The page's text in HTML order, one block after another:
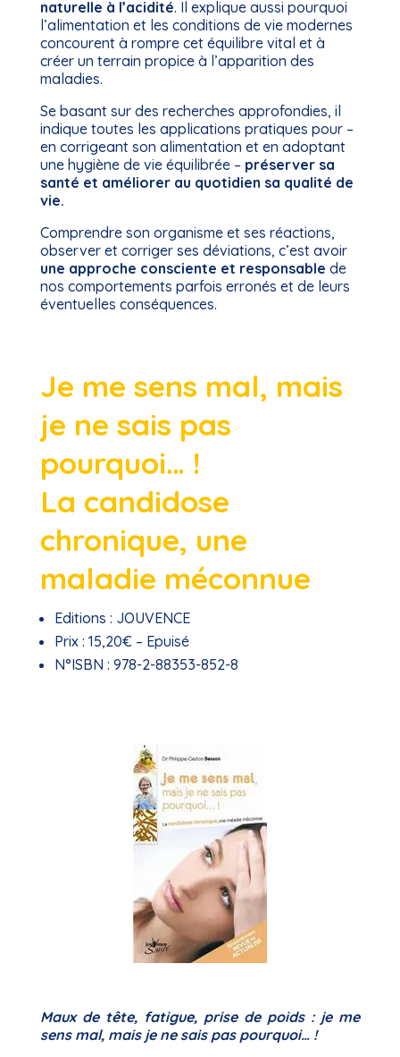
naturelle à l’acidité. Il explique aussi pourquoi
l’alimentation et les conditions de vie modernes
concourent à rompre cet équilibre vital et à
créer un terrain propice à l’apparition des
maladies.
Se basant sur des recherches approfondies, il
indique toutes les applications pratiques pour –
en corrigeant son alimentation et en adoptant
une hygiène de vie équilibrée – préserver sa
santé et améliorer au quotidien sa qualité de
vie.
Comprendre son organisme et ses réactions,
observer et corriger ses déviations, c’est avoir
une approche consciente et responsable de
nos comportements parfois erronés et de leurs
éventuelles conséquences.
Je me sens mal, mais
je ne sais pas
pourquoi… !
La candidose
chronique, une
maladie méconnue
Editions : JOUVENCE
Prix : 15,20€ – Epuisé
N°ISBN : 978-2-88353-852-8
Maux de tête, fatigue, prise de poids : je me
sens mal, mais je ne sais pas pourquoi… !